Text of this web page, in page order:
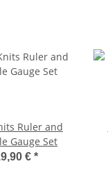
Ruler and
Gauge Set
€ *